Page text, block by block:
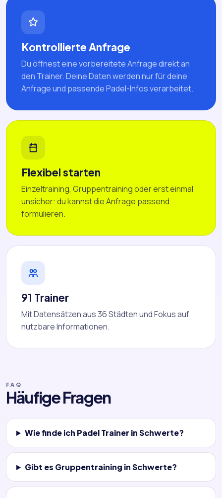
Kontrollierte Anfrage
Du öffnest eine vorbereitete Anfrage direkt an
den Trainer. Deine Daten werden nur für deine
Anfrage und passende Padel-Infos verarbeitet.
Flexibel starten
Einzeltraining, Gruppentraining oder erst einmal
unsicher: du kannst die Anfrage passend
formulieren.
91 Trainer
Mit Datensätzen aus 36 Städten und Fokus auf
nutzbare Informationen.
FAQ
Häufige Fragen
Wie finde ich Padel Trainer in Schwerte?
Gibt es Gruppentraining in Schwerte?